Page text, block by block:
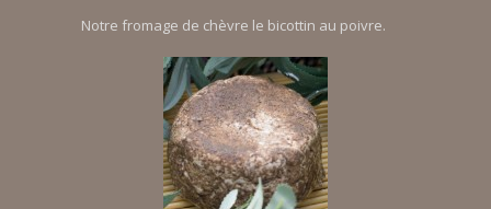
Notre fromage de chèvre le bicottin au poivre.